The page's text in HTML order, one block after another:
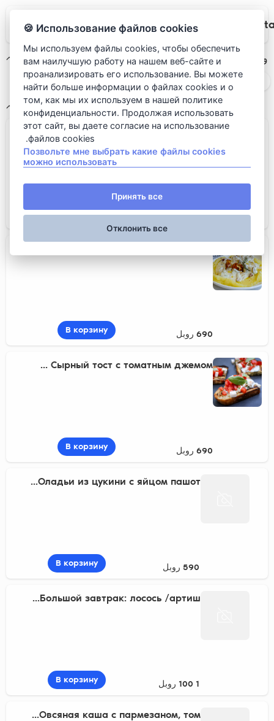
Rudi
وجبات الإفطار
وجبات الإفطار
وجبات الإفطار
Скрэмбл из цветной капусты с п...
550 روبل В корзину
690 روبل В корзину
Сырный тост с томатным джемом ...
690 روبل В корзину
Оладьи из цукини с яйцом пашот...
590 روبل В корзину
Большой завтрак: лосось /артиш...
1 100 روبل В корзину
Овсяная каша с пармезаном, том...
Использование файлов cookies 🍪
Мы используем файлы cookies, чтобы обеспечить
вам наилучшую работу на нашем веб-сайте и
проанализировать его использование. Вы можете
найти больше информации о файлах cookies и о
том, как мы их используем в нашей политике
конфиденциальности. Продолжая использовать
этот сайт, вы даете согласие на использование
файлов cookies.
Позвольте мне выбрать какие файлы cookies
можно использовать
Принять все
Отклонить все